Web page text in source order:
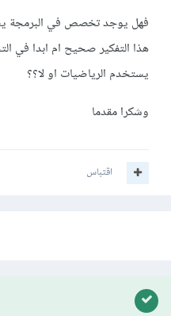
فهل يوجد تخصص في البرمجة
هذا التفكير صحيح ام ابدا في
يستخدم الرياضيات او لا؟؟
وشكرا مقدما
اقتباس